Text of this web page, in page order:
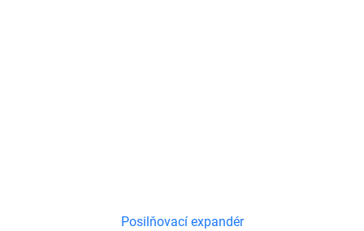
Posilňovací expandér